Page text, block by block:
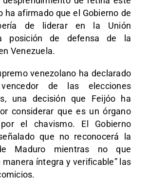
ha afirmado que el Gobierno de
de liderar en la Unión
posición de defensa de la
Venezuela.
venezolano ha declarado
de las elecciones
una decisión que Feijóo ha
considerar que es un órgano
por el chavismo. El Gobierno
que no reconocerá la
Maduro mientras no que
manera íntegra y verificable” las